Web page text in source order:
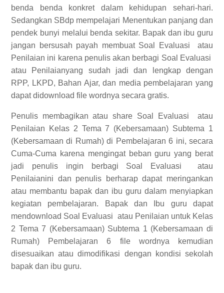
benda benda konkret dalam kehidupan sehari-hari.
Sedangkan SBdp mempelajari Menentukan panjang dan
pendek bunyi melalui benda sekitar. Bapak dan ibu guru
jangan bersusah payah membuat Soal Evaluasi
atau
Penilaian ini karena penulis akan berbagi Soal Evaluasi
atau Penilaianyang sudah jadi dan lengkap dengan
RPP, LKPD, Bahan Ajar, dan media pembelajaran yang
dapat didownload file wordnya secara gratis.
Penulis membagikan atau share Soal Evaluasi
atau
Penilaian Kelas 2 Tema 7 (Kebersamaan) Subtema 1
(Kebersamaan di Rumah) di Pembelajaran 6 ini, secara
Cuma-Cuma karena mengingat beban guru yang berat
jadi penulis ingin berbagi Soal Evaluasi
atau
Penilaianini dan penulis berharap dapat meringankan
atau membantu bapak dan ibu guru dalam menyiapkan
kegiatan pembelajaran. Bapak dan Ibu guru dapat
mendownload Soal Evaluasi atau Penilaian untuk Kelas
2 Tema 7 (Kebersamaan) Subtema 1 (Kebersamaan di
Rumah) Pembelajaran 6 file wordnya kemudian
disesuaikan atau dimodifikasi dengan kondisi sekolah
bapak dan ibu guru.